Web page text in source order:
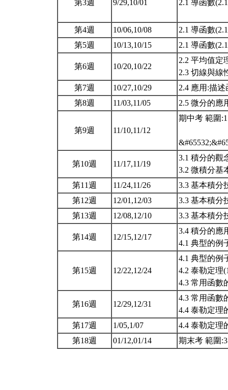
第3週 9/29,10/01
2.1 導函數
第4週 10/06,10/08
2.1 導函數
第5週
10/13,10/15 2.1 導函數
第6週 10/20,10/22
2.2 平均值定
2.3 切線與線
第7週
10/27,10/29
2.4 應用:描
第8週
11/03,11/05 2.5 微分的應
第9週 11/10,11/12
期中考 範圍
第10週 11/17,11/19
3.1 積分的觀
3.2 微積分基
第11週
11/24,11/26
3.3 基本積分
第12週
12/01,12/03
3.3 基本積分
第13週
12/08,12/10 3.3 基本積分
第14週 12/15,12/17
3.4 積分的應
4.1 典型的例
第15週 12/22,12/24
4.1 典型的例
4.2 泰勒定理
4.3 常用函數
第16週 12/29,12/31
4.3 常用函數
4.4 泰勒定理
第17週
1/05,1/07
4.4 泰勒定理
第18週
01/12,01/14 期末考 範圍